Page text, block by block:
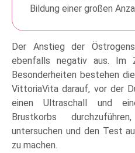
Bildung einer großen
Der Anstieg der
ebenfalls negativ aus. Im
Besonderheiten bestehen
VittoriaVita darauf, vor der
einen Ultraschall und
Brustkorbs
untersuchen und den Test
zu machen.